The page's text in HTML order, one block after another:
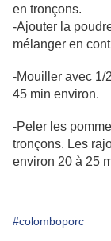
en tronçons.
-Ajouter la
mélanger en
-Mouiller avec 1/
45 min environ.
-Peler les
tronçons. Les
environ 20 à 25
#colomboporc